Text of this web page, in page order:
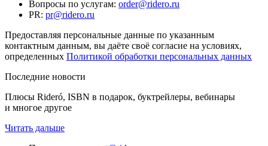
Вопросы по услугам: order@ridero.ru
PR: pr@ridero.ru
Предоставляя персональные данные по указанным
контактным данным, вы даёте своё согласие на условиях,
определенных Политикой обработки персональных данных
Последние новости
Плюсы Rideró, ISBN в подарок, буктрейлеры, вебинары
и многое другое
Читать дальше